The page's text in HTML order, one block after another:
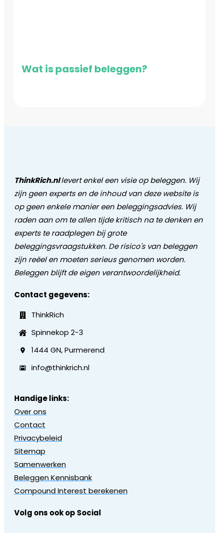
Wat is passief beleggen?
ThinkRich.nllevert enkel een visie op beleggen. Wij
zijn geen experts en de inhoud van deze website is
op geen enkele manier een beleggingsadvies. Wij
raden aan om te allen tijde kritisch na te denken en
experts te raadplegen bij grote
beleggingsvraagstukken. De risico's van beleggen
zijn reëel en moeten serieus genomen worden.
Beleggen blijft de eigen verantwoordelijkheid.
Contact gegevens:
ThinkRich
Spinnekop 2-3
1444 GN, Purmerend
info@thinkrich.nl
Handige links:
Over ons
Contact
Privacybeleid
Sitemap
Samenwerken
Beleggen Kennisbank
Compound Interest berekenen
Volg ons ook op Social